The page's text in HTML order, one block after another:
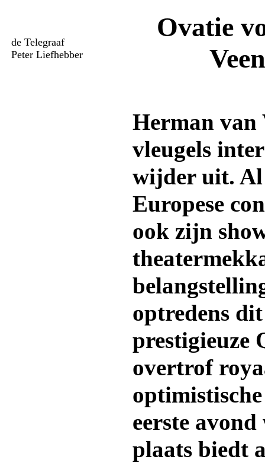
de Telegraaf
Peter Liefhebber
Ovatie
Herman van
vleugels
wijder uit.
Europese
ook zijn
optredens
prestigieuze
overtrof
eerste avond
plaats biedt